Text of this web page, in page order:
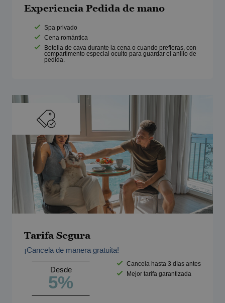
Experiencia Pedida de mano
Spa privado
Cena romántica
Botella de cava durante la cena o cuando prefieras, con
compartimento especial oculto para guardar el anillo de
pedida.
Tarifa Segura
¡Cancela de manera gratuita!
Desde
5%
Cancela hasta 3 días antes
Mejor tarifa garantizada